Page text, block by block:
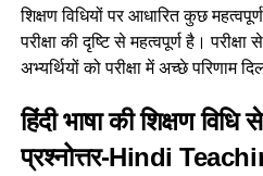
शिक्षण विधियों पर आधारित कुछ
परीक्षा की दृष्टि से महत्वपूर्ण है।
अभ्यर्थियों को परीक्षा में अच्छे परिणाम
हिंदी भाषा की शिक्षण विधि
प्रश्नोत्तर-Hindi